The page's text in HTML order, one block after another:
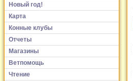
Новый год!
Карта
Конные клубы
Отчеты
Магазины
Ветпомощь
Чтение